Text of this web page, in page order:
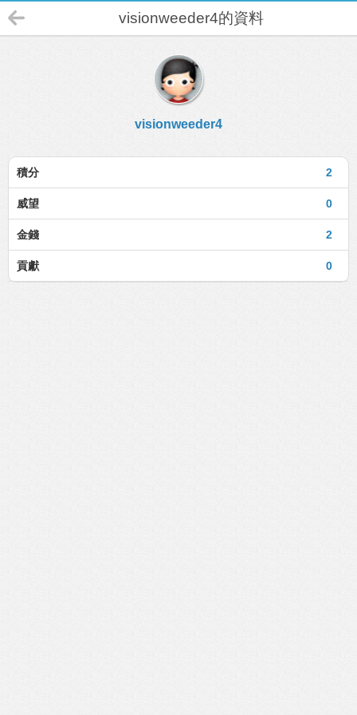
visionweeder4的資料
visionweeder4
2
積分
0
威望
2
金錢
0
貢獻